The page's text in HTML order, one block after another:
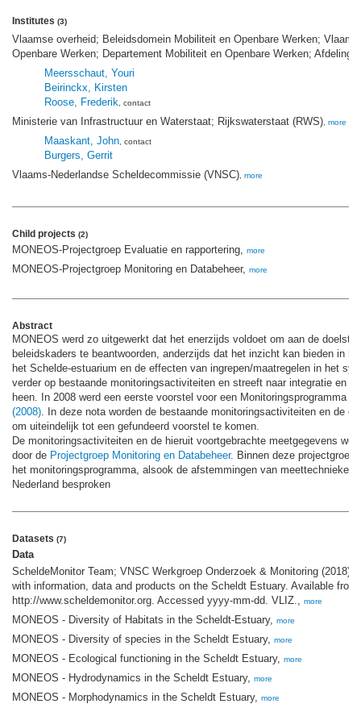
Institutes (3)
Vlaamse overheid; Beleidsdomein Mobiliteit en Openbare Werken;
Openbare Werken; Departement Mobiliteit en Openbare Werken; Afdeling
Meersschaut, Youri
Beirinckx, Kirsten
Roose, Frederik, contact
Ministerie van Infrastructuur en Waterstaat; Rijkswaterstaat (RWS), more
Maaskant, John, contact
Burgers, Gerrit
Vlaams-Nederlandse Scheldecommissie (VNSC), more
Child projects (2)
MONEOS-Projectgroep Evaluatie en rapportering, more
MONEOS-Projectgroep Monitoring en Databeheer, more
Abstract
MONEOS werd zo uitgewerkt dat het enerzijds voldoet om aan de
beleidskaders te beantwoorden, anderzijds dat het inzicht kan bieden in
het Schelde-estuarium en de effecten van ingrepen/maatregelen in het
verder op bestaande monitoringsactiviteiten en streeft naar integratie en
heen. In 2008 werd een eerste voorstel voor een Monitoringsprogramma
(2008). In deze nota worden de bestaande monitoringsactiviteiten en de
om uiteindelijk tot een gefundeerd voorstel te komen.
De monitoringsactiviteiten en de hieruit voortgebrachte meetgegevens
door de Projectgroep Monitoring en Databeheer. Binnen deze projectgroep
het monitoringsprogramma, alsook de afstemmingen van meettechnieken
Nederland besproken
Datasets (7)
Data
ScheldeMonitor Team; VNSC Werkgroep Onderzoek & Monitoring (2018).
with information, data and products on the Scheldt Estuary. Available from
http://www.scheldemonitor.org. Accessed yyyy-mm-dd. VLIZ., more
MONEOS - Diversity of Habitats in the Scheldt-Estuary, more
MONEOS - Diversity of species in the Scheldt Estuary, more
MONEOS - Ecological functioning in the Scheldt Estuary, more
MONEOS - Hydrodynamics in the Scheldt Estuary, more
MONEOS - Morphodynamics in the Scheldt Estuary, more